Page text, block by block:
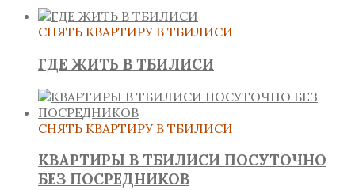
СНЯТЬ КВАРТИРУ В ТБИЛИСИ
ГДЕ ЖИТЬ В ТБИЛИСИ
СНЯТЬ КВАРТИРУ В ТБИЛИСИ
КВАРТИРЫ В ТБИЛИСИ ПОСУТОЧНО
БЕЗ ПОСРЕДНИКОВ